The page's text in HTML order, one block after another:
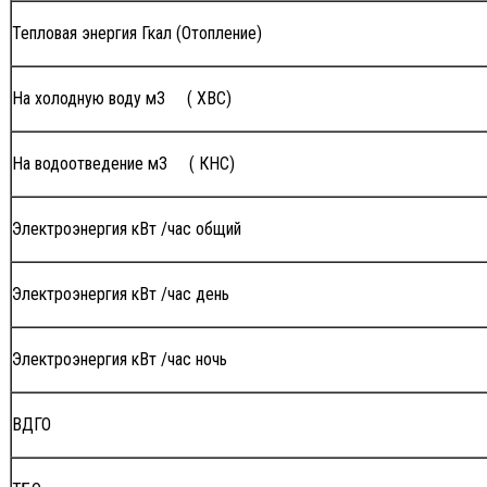
Тепловая энергия Гкал (Отопление)
На холодную воду м3 ( ХВС)
На водоотведение м3 ( КНС)
Электроэнергия кВт /час общий
Электроэнергия кВт /час день
Электроэнергия кВт /час ночь
ВДГО